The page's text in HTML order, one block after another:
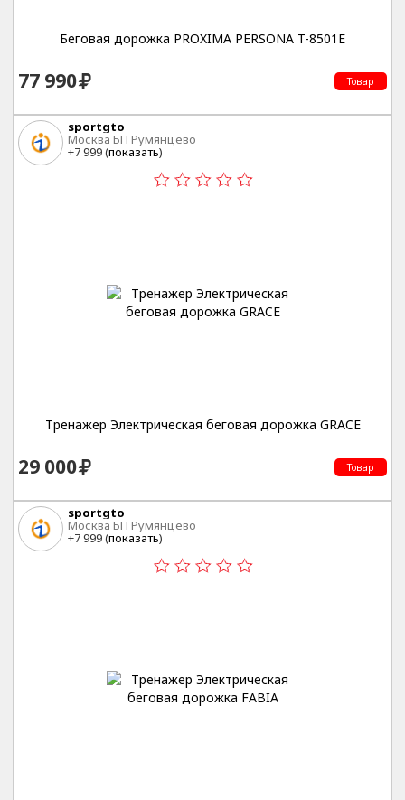
Беговая дорожка PROXIMA PERSONA T-8501E
77 990 Товар
sportgto
Москва БП Румянцево
+7 999 (показать)
Тренажер Электрическая беговая дорожка GRACE
29 000 Товар
sportgto
Москва БП Румянцево
+7 999 (показать)